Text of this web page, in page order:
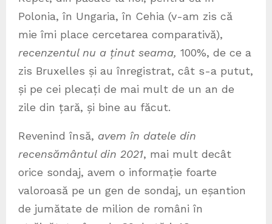
Polonia, în Ungaria, în Cehia (v-am zis că
mie îmi place cercetarea comparativă),
recenzentul nu a ținut seama, 100%, de ce a
zis Bruxelles și au înregistrat, cât s-a putut,
și pe cei plecați de mai mult de un an de
zile din țară, și bine au făcut.
Revenind însă, avem în datele din
recensământul din 2021, mai mult decât
orice sondaj, avem o informație foarte
valoroasă pe un gen de sondaj, un eșantion
de jumătate de milion de români în